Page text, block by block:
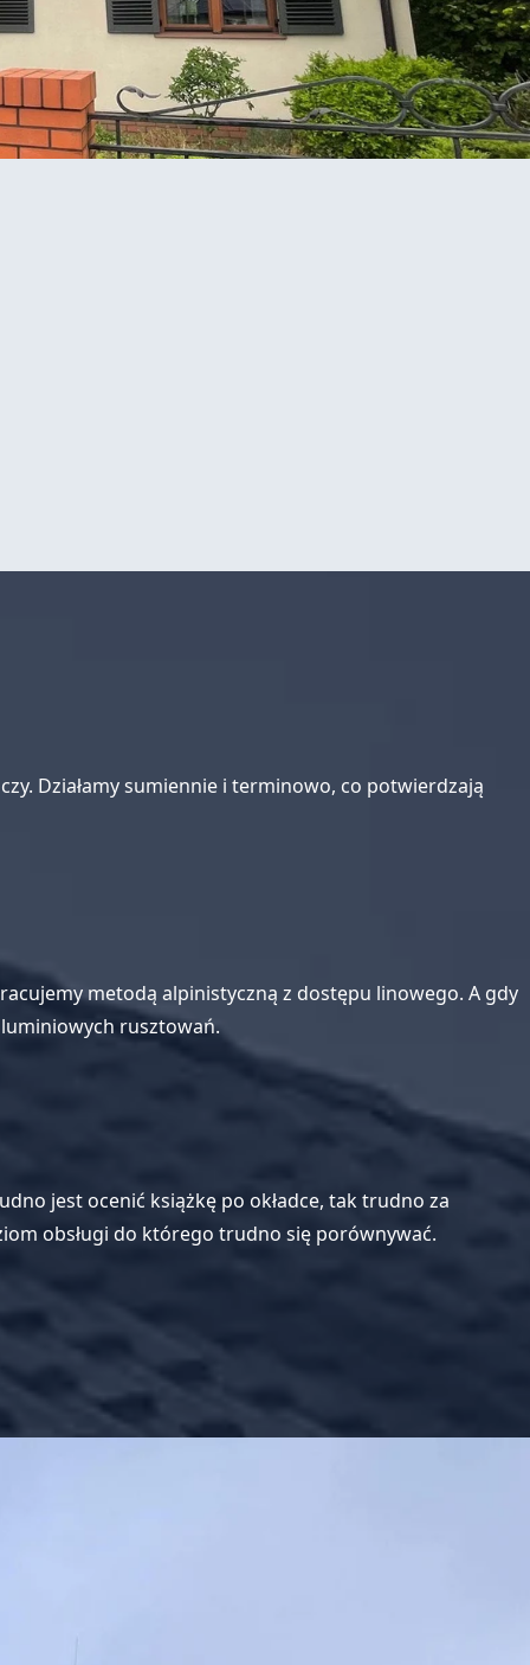
Działamy sumiennie i terminowo, co potwierdzają
metodą alpinistyczną z dostępu linowego. A gdy
rusztowań.
jest ocenić książkę po okładce, tak trudno za
obsługi do którego trudno się porównywać.